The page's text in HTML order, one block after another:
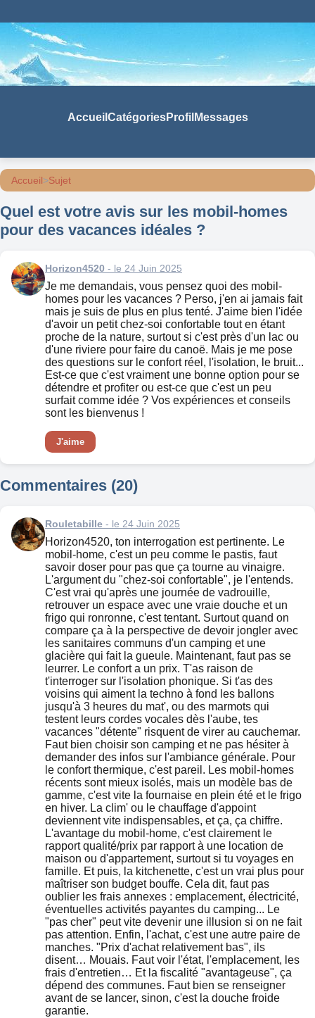
Accueil CatégoriesProfil Messages
Accueil>Sujet
Quel est votre avis sur les mobil-homes
pour des vacances idéales ?
Horizon4520 - le 24 Juin 2025
Je me demandais, vous pensez quoi des mobil-
homes pour les vacances ? Perso, j'en ai jamais fait
mais je suis de plus en plus tenté. J'aime bien l'idée
d'avoir un petit chez-soi confortable tout en étant
proche de la nature, surtout si c'est près d'un lac ou
d'une riviere pour faire du canoë. Mais je me pose
des questions sur le confort réel, l'isolation, le bruit...
Est-ce que c'est vraiment une bonne option pour se
détendre et profiter ou est-ce que c'est un peu
surfait comme idée ? Vos expériences et conseils
sont les bienvenus !
J'aime
Commentaires (20)
Rouletabille - le 24 Juin 2025
Horizon4520, ton interrogation est pertinente. Le
mobil-home, c'est un peu comme le pastis, faut
savoir doser pour pas que ça tourne au vinaigre.
L'argument du "chez-soi confortable", je l'entends.
C'est vrai qu'après une journée de vadrouille,
retrouver un espace avec une vraie douche et un
frigo qui ronronne, c'est tentant. Surtout quand on
compare ça à la perspective de devoir jongler avec
les sanitaires communs d'un camping et une
glacière qui fait la gueule. Maintenant, faut pas se
leurrer. Le confort a un prix. T'as raison de
t'interroger sur l'isolation phonique. Si t'as des
voisins qui aiment la techno à fond les ballons
jusqu'à 3 heures du mat', ou des marmots qui
testent leurs cordes vocales dès l'aube, tes
vacances "détente" risquent de virer au cauchemar.
Faut bien choisir son camping et ne pas hésiter à
demander des infos sur l'ambiance générale. Pour
le confort thermique, c'est pareil. Les mobil-homes
récents sont mieux isolés, mais un modèle bas de
gamme, c'est vite la fournaise en plein été et le frigo
en hiver. La clim' ou le chauffage d'appoint
deviennent vite indispensables, et ça, ça chiffre.
L'avantage du mobil-home, c'est clairement le
rapport qualité/prix par rapport à une location de
maison ou d'appartement, surtout si tu voyages en
famille. Et puis, la kitchenette, c'est un vrai plus pour
maîtriser son budget bouffe. Cela dit, faut pas
oublier les frais annexes : emplacement, électricité,
éventuelles activités payantes du camping... Le
"pas cher" peut vite devenir une illusion si on ne fait
pas attention. Enfin, l'achat, c'est une autre paire de
manches. "Prix d'achat relativement bas", ils
disent… Mouais. Faut voir l'état, l'emplacement, les
frais d'entretien… Et la fiscalité "avantageuse", ça
dépend des communes. Faut bien se renseigner
avant de se lancer, sinon, c'est la douche froide
garantie.